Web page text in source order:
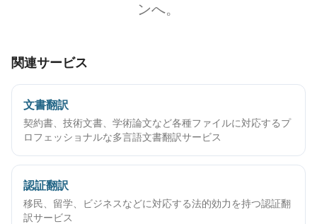
ンへ。
関連サービス
文書翻訳
契約書、技術文書、学術論文など各種ファイルに対応するプ
ロフェッショナルな多言語文書翻訳サービス
認証翻訳
移民、留学、ビジネスなどに対応する法的効力を持つ認証翻
訳サービス